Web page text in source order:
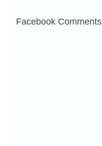
Facebook Comments